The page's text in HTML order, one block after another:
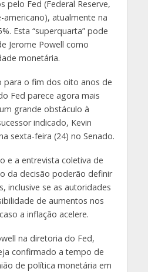
pelo Fed (Federal Reserve,
atualmente na
Esta “superquarta” pode
Jerome Powell como
monetária.
para o fim dos oito anos de
Fed parece agora mais
grande obstáculo à
indicado, Kevin
sexta-feira (24) no Senado.
e a entrevista coletiva de
da decisão poderão definir
inclusive se as autoridades
de aumentos nos
a inflação acelere.
na diretoria do Fed,
confirmado a tempo de
de política monetária em